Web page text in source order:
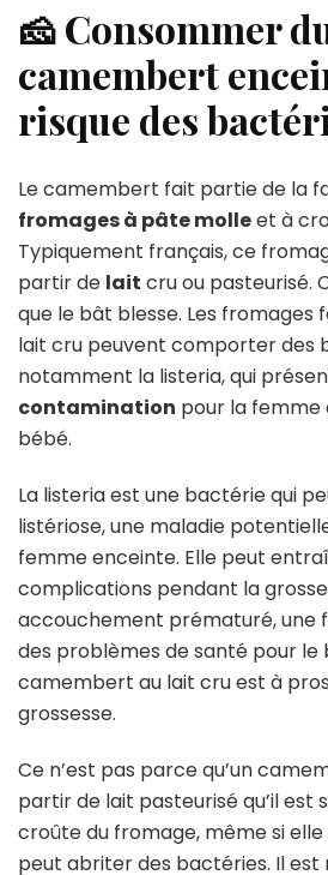
🧀 Consommer
camembert
risque des
Le camembert fait partie de la
fromages à pâte molleet à
Typiquement français, ce
partir de lait cru ou pasteurisé.
que le bât blesse. Les fromages
lait cru peuvent comporter des
notamment la listeria, qui
contamination pour la femme
bébé.
La listeria est une bactérie qui
listériose, une maladie
femme enceinte. Elle peut
complications pendant la
accouchement prématuré, une
des problèmes de santé pour le
camembert au lait cru est à
grossesse.
Ce n’est pas parce qu’un
partir de lait pasteurisé qu’il est
croûte du fromage, même si
peut abriter des bactéries. Il